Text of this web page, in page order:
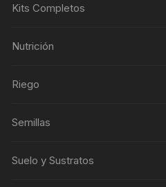
Kits Completos
Nutrición
Riego
Semillas
Suelo y Sustratos